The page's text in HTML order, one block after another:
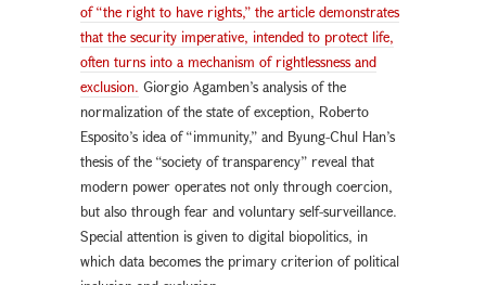
of “the right to have rights,” the article demonstrates
that the security imperative, intended to protect life,
often turns into a mechanism of rightlessness and
exclusion. Giorgio Agamben’s analysis of the
normalization of the state of exception, Roberto
Esposito’s idea of “immunity,” and Byung-Chul Han’s
thesis of the “society of transparency” reveal that
modern power operates not only through coercion,
but also through fear and voluntary self-surveillance.
Special attention is given to digital biopolitics, in
which data becomes the primary criterion of political